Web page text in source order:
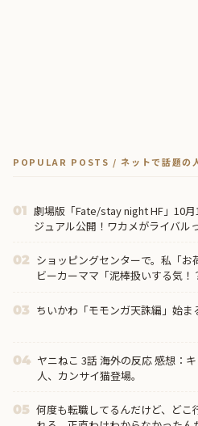
POPULAR POSTS / ネットで話題の
01 劇場版「Fate/stay night HF」10
ジュアル公開！ワカメがライバル
02 ショッピングセンターで。私「
ビーカーママ「泥棒扱いする気
03 ちいかわ「モモンガ天誅編」始ま
04 ヤニねこ 3話 海外の反応 感想：
人、カンサイ猫登場。
05 何度も転職してるんだけど、ど